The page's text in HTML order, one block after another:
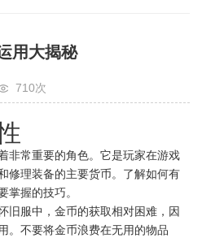
用大揭秘
710次
非常重要的角色。它是玩家在游戏
修理装备的主要货币。了解如何有
掌握的技巧。
旧服中，金币的获取相对困难，因
。不要将金币浪费在无用的物品